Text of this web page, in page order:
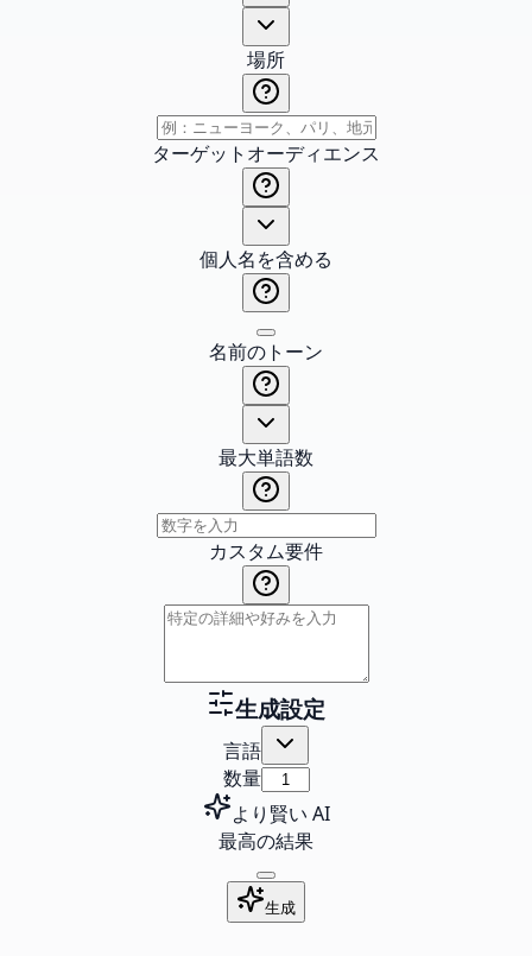
場所
ターゲットオーディエンス
個人名を含める
名前のトーン
最大単語数
カスタム要件
生成設定
言語
数量
より賢い AI
最高の結果
生成